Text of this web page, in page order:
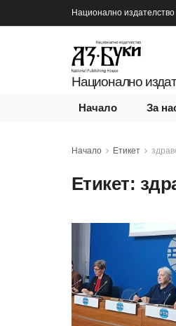
Национално издателство
Национално
Начало За
Начало Етикет
Етикет: